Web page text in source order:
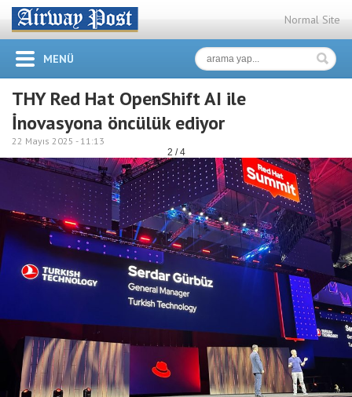
Normal Site
MENÜ
THY Red Hat OpenShift AI ile
İnovasyona öncülük ediyor
22 Mayıs 2025 - 11:13
2 / 4